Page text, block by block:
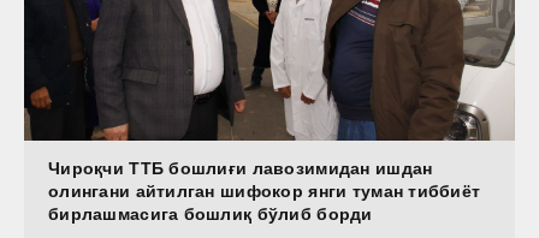
Чироқчи ТТБ бошлиғи лавозимидан ишдан
олингани айтилган шифокор янги туман тиббиёт
бирлашмасига бошлиқ бўлиб борди